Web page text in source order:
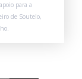
para a
de Soutelo,